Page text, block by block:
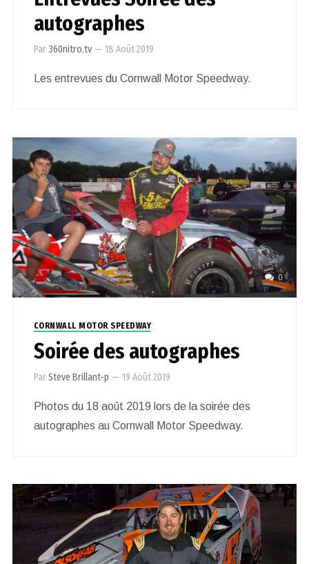
autographes
Par360nitro.tv — 18 Août 2019
Les entrevues du Cornwall Motor Speedway.
0
CORNWALL MOTOR SPEEDWAY
Soirée des autographes
ParSteve Brillant-p — 19 Août 2019
Photos du 18 août 2019 lors de la soirée des
autographes au Cornwall Motor Speedway.